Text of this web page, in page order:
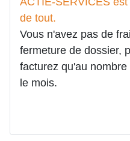
de tout.
Vous n'avez pas de
fermeture de dossier,
facturez qu'au
le mois.